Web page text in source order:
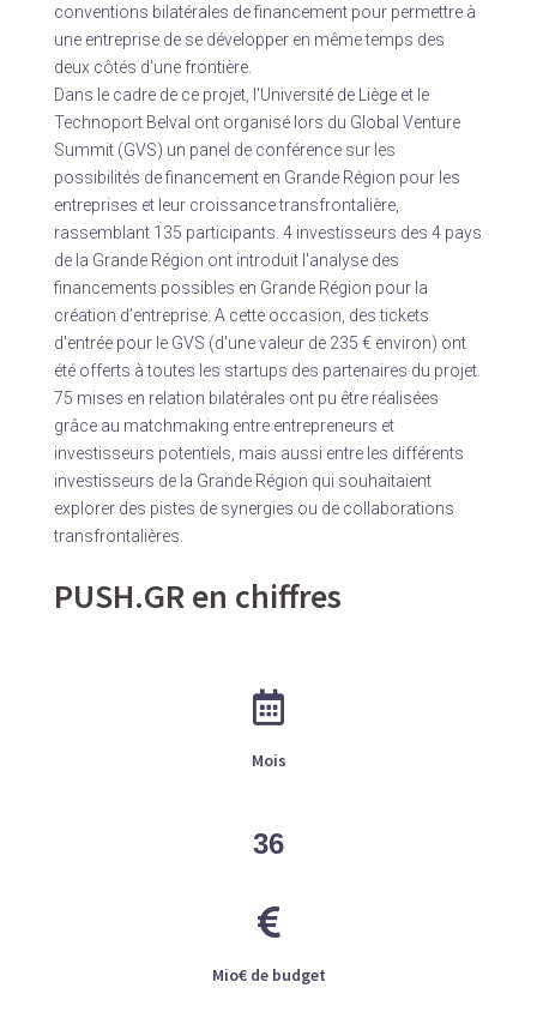
conventions bilatérales de financement pour permettre à
une entreprise de se développer en même temps des
deux côtés d'une frontière.
Dans le cadre de ce projet, l'Université de Liège et le
Technoport Belval ont organisé lors du Global Venture
Summit (GVS) un panel de conférence sur les
possibilités de financement en Grande Région pour les
entreprises et leur croissance transfrontalière,
rassemblant 135 participants. 4 investisseurs des 4 pays
de la Grande Région ont introduit l'analyse des
financements possibles en Grande Région pour la
création d’entreprise. A cette occasion, des tickets
d'entrée pour le GVS (d'une valeur de 235 € environ) ont
été offerts à toutes les startups des partenaires du projet.
75 mises en relation bilatérales ont pu être réalisées
grâce au matchmaking entre entrepreneurs et
investisseurs potentiels, mais aussi entre les différents
investisseurs de la Grande Région qui souhaitaient
explorer des pistes de synergies ou de collaborations
transfrontalières.
PUSH.GR en chiffres
Mois
36
Mio€ de budget